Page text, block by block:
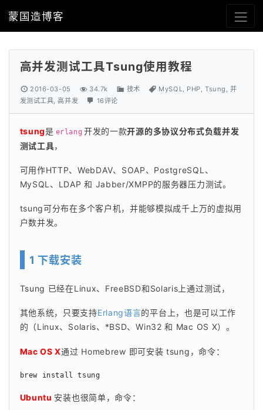
蒙国造博客
高并发测试工具Tsung使用教程
2016-03-05 34.7k 技术 MySQL, PHP,Tsung , 并
发测试工具,高并发 16评论
tsung是 erlang 开发的一款开源的多协议分布式负载并发
测试工具，
可用作HTTP、WebDAV、SOAP、PostgreSQL、
MySQL、LDAP 和 Jabber/XMPP的服务器压力测试。
tsung可分布在多个客户机，并能够模拟成千上万的虚拟用
户数并发。
1 下载安装
Tsung 已经在Linux、FreeBSD和Solaris上通过测试，
其他系统，只要支持Erlang语言的平台上，也是可以工作
的（Linux、Solaris、*BSD、Win32 和 Mac OS X）。
Mac OS X通过 Homebrew 即可安装 tsung，命令：
brew install tsung
Ubuntu 安装也很简单，命令：